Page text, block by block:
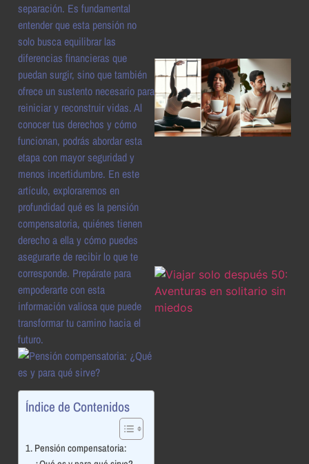
separación. Es fundamental
entender que esta pensión no
solo busca equilibrar las
diferencias financieras que
puedan surgir, sino que también
ofrece un sustento necesario para
reiniciar y reconstruir vidas. Al
conocer tus derechos y cómo
funcionan, podrás abordar esta
etapa con mayor seguridad y
menos incertidumbre. En este
artículo, exploraremos en
profundidad qué es la pensión
compensatoria, quiénes tienen
derecho a ella y cómo puedes
asegurarte de recibir lo que te
corresponde. Prepárate para
empoderarte con esta
información valiosa que puede
transformar tu camino hacia el
futuro.
Índice de Contenidos
Pensión compensatoria: